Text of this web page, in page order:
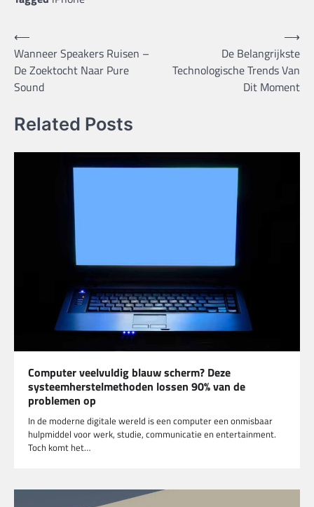
Bericht
navigatie
⟵
Wanneer Speakers Ruisen –
De Zoektocht Naar Pure
Sound
De Belangrijkste
Technologische Trends Van
Dit Moment
⟶
Related Posts
Computer veelvuldig blauw scherm? Deze
systeemherstelmethoden lossen 90% van de
problemen op
In de moderne digitale wereld is een computer een onmisbaar
hulpmiddel voor werk, studie, communicatie en entertainment.
Toch komt het…